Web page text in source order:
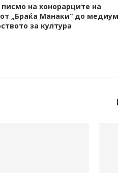
на хонорарците на
„Браќа Манаки“ до
за култура